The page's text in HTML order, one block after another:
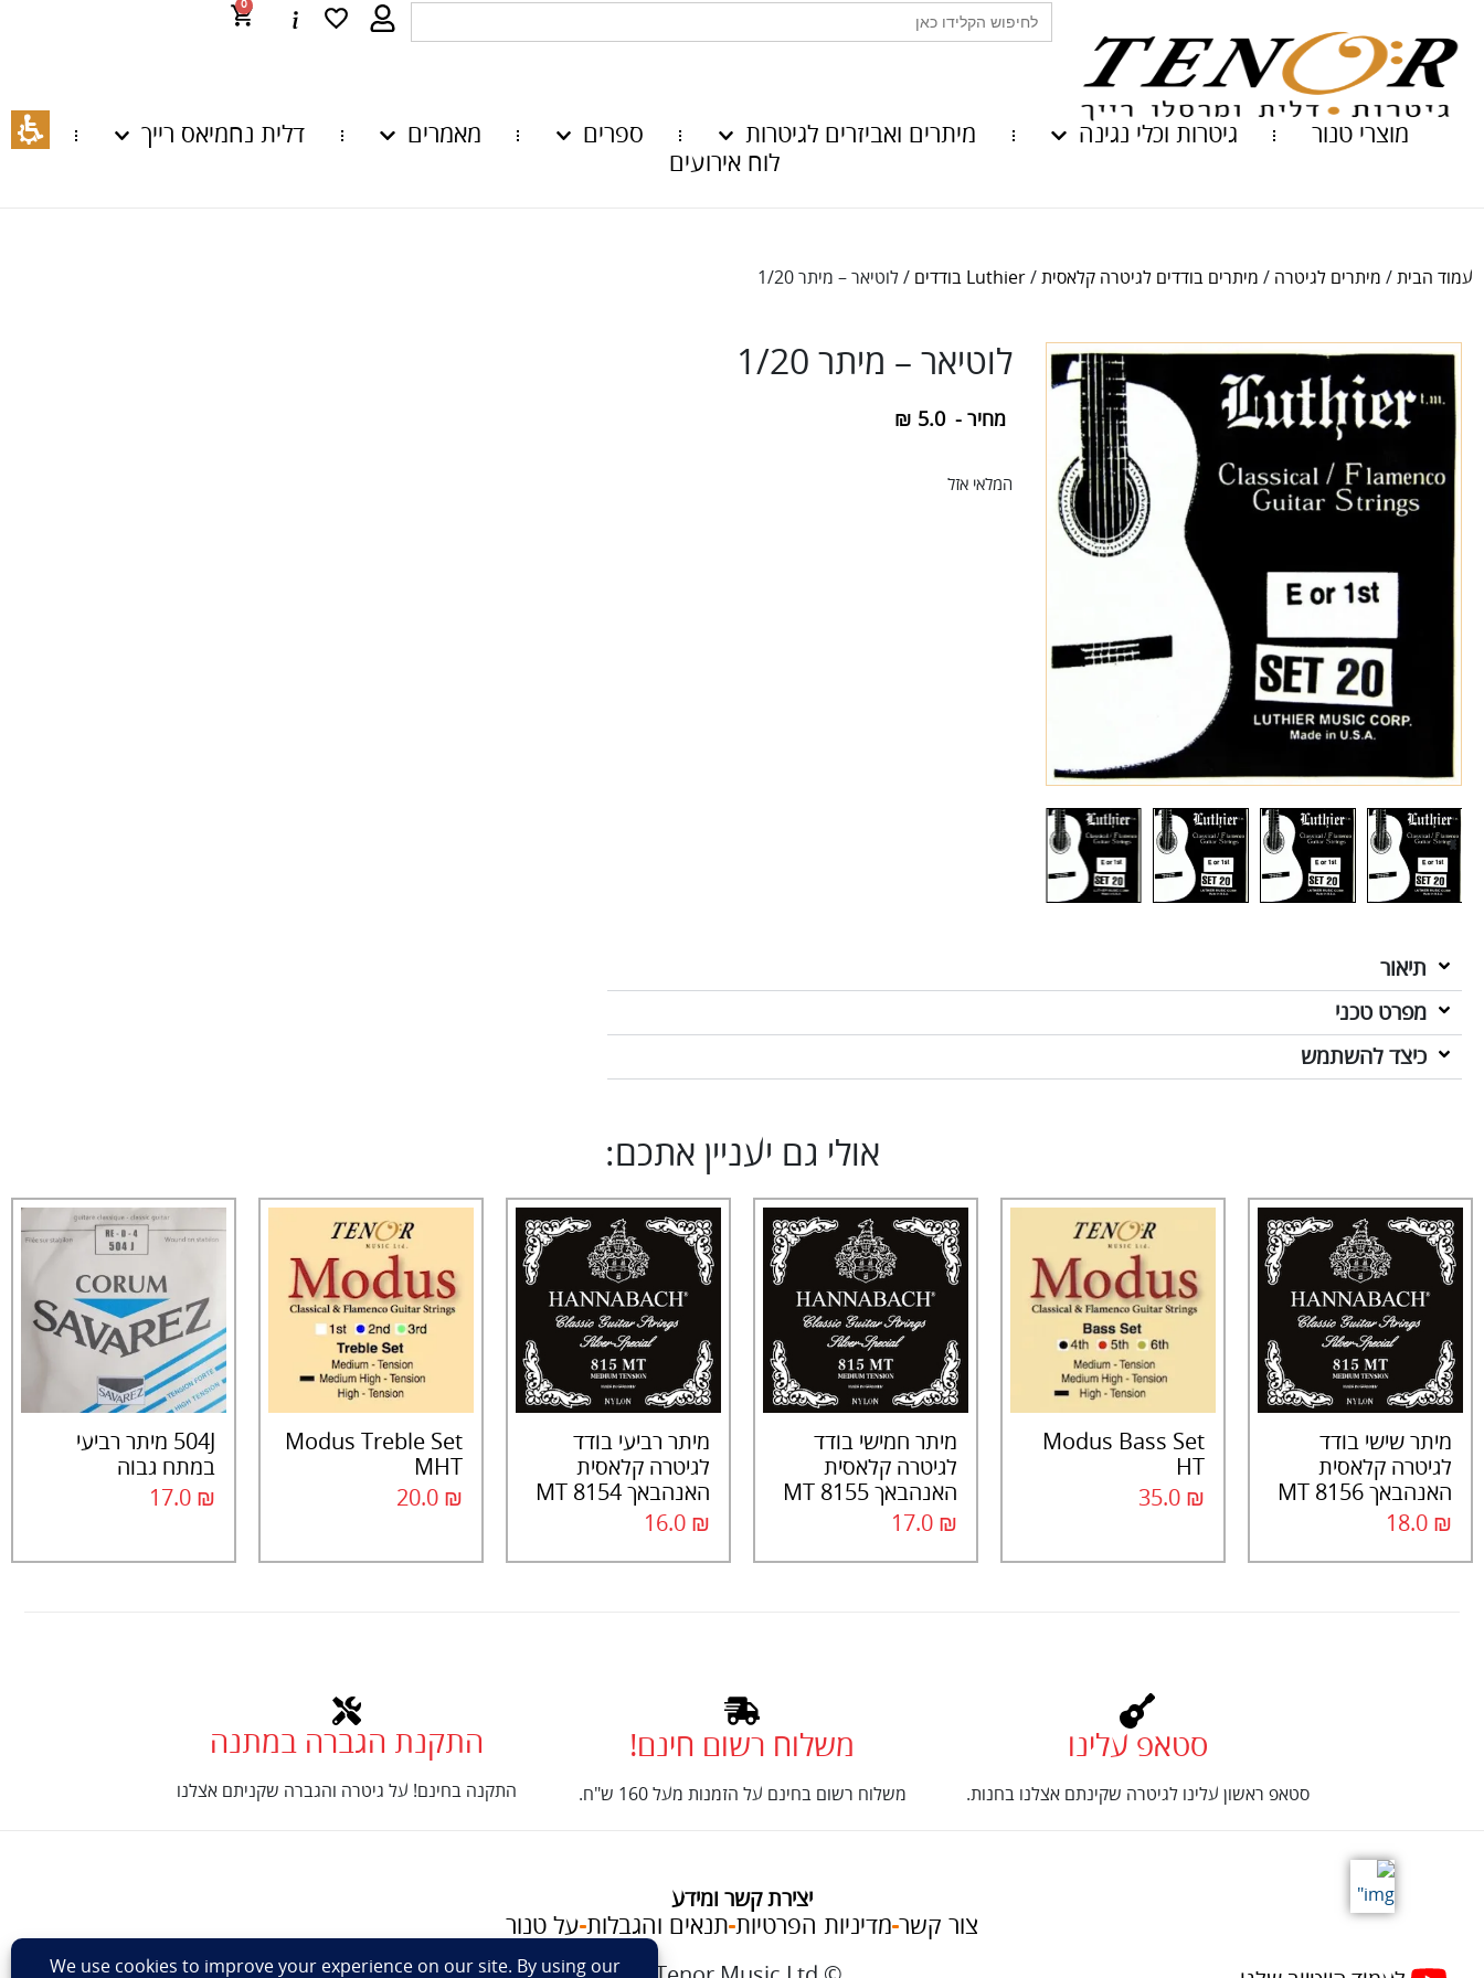
Search
for:
0
מוצרי טנור גיטרות וכלי נגינה מיתרים ואביזרים לגיטרות ספרים מאמרים
דלית נחמיאס רייך
לוח אירועים
עמוד הבית / מיתרים לגיטרה / מיתרים בודדים לגיטרה קלאסית / Luthier בודדים / לוטיאר – מיתר 1/20
לוטיאר – מיתר 1/20
מחיר - ₪ 5.0
המלאי אזל
תיאור
מפרט טכני
כיצד להשתמש
אולי גם יעניין אתכם:
מיתר שישי בודד
לגיטרה קלאסית
האנהבאך 8156 MT
₪
Modus Bass Set
HT
₪
מיתר חמישי בודד
לגיטרה קלאסית
האנהבאך 8155 MT
₪
מיתר רביעי בודד
לגיטרה קלאסית
האנהבאך 8154 MT
₪
Modus Treble Set
MHT
₪
504J מיתר רביעי
במתח גבוה
₪
סטאפ עלינו
סטאפ ראשון עלינו לגיטרה שקינתם אצלנו בחנות.
משלוח רשום חינם!
משלוח רשום בחינם על הזמנות מעל 160 ש"ח.
התקנת הגברה במתנה
התקנה בחינם! על גיטרה והגברה שקניתם אצלנו
יצירת קשר ומידע
צור קשר מדיניות הפרטיות תנאים והגבלות על טנור